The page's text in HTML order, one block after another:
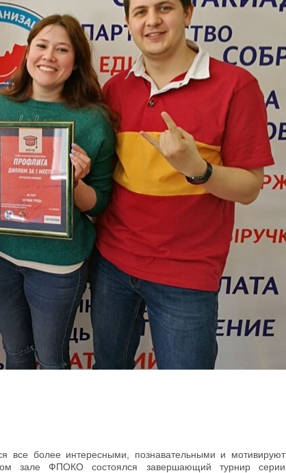
все более интересными, познавательными и мотивируют
зале ФПОКО состоялся завершающий турнир серии